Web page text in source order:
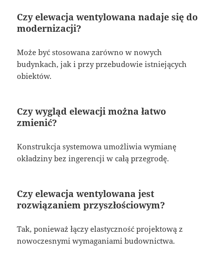
Czy elewacja wentylowana nadaje się do
modernizacji?
Może być stosowana zarówno w nowych
budynkach, jak i przy przebudowie istniejących
obiektów.
Czy wygląd elewacji można łatwo
zmienić?
Konstrukcja systemowa umożliwia wymianę
okładziny bez ingerencji w całą przegrodę.
Czy elewacja wentylowana jest
rozwiązaniem przyszłościowym?
Tak, ponieważ łączy elastyczność projektową z
nowoczesnymi wymaganiami budownictwa.